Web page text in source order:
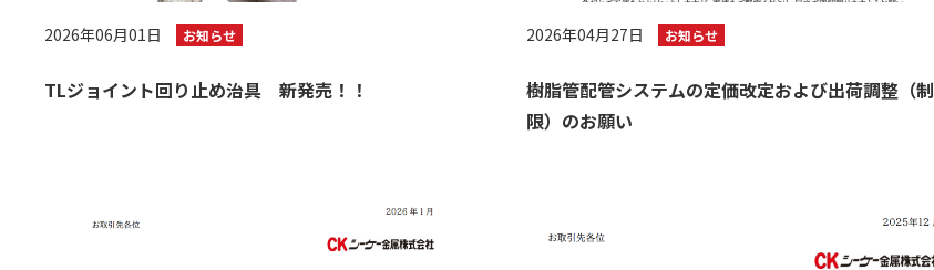
2026年06月01日 お知らせ
TLジョイント回り止め治具 新発売！！
2026年04月27日 お知らせ
樹脂管配管システムの定価改定および出荷調整（制
限）のお願い